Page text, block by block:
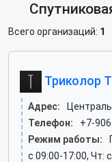
Всего организаций: 1
Триколор
Адрес:
Телефон:
+7-
Режим работы:
c 09:00-17:00, Чт: